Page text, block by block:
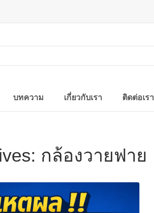
บทความ เกี่ยวกับเรา ติดต่อเรา
กล้องวายฟาย